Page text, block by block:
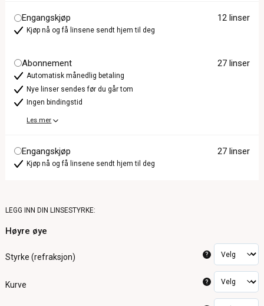
Engangskjøp 12 linser
Kjøp nå og få linsene sendt hjem til deg
Abonnement 27 linser
Automatisk månedlig betaling
Nye linser sendes før du går tom
Ingen bindingstid
Les mer
Engangskjøp 27 linser
Kjøp nå og få linsene sendt hjem til deg
LEGG INN DIN LINSESTYRKE:
Høyre øye
Styrke (refraksjon) ?
Kurve ?